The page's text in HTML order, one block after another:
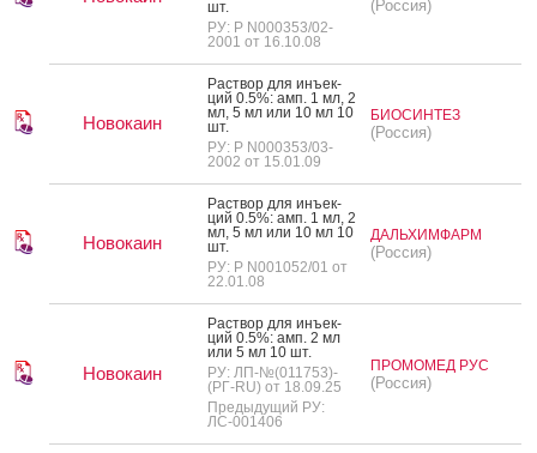
шт.
РУ: Р N000353/02-
2001 от 16.10.08
(Россия)
Новокаин
Рас­твор для инъ­ек­
ций 0.5%: амп. 1 мл, 2
мл, 5 мл или 10 мл 10
шт.
РУ: Р N000353/03-
2002 от 15.01.09
БИОСИНТЕЗ
(Россия)
Новокаин
Рас­твор для инъ­ек­
ций 0.5%: амп. 1 мл, 2
мл, 5 мл или 10 мл 10
шт.
РУ: Р N001052/01 от
22.01.08
ДАЛЬХИМФАРМ
(Россия)
Новокаин
Рас­твор для инъ­ек­
ций 0.5%: амп. 2 мл
или 5 мл 10 шт.
РУ: ЛП-№(011753)-
(РГ-RU) от 18.09.25
Предыдущий РУ:
ЛС-001406
ПРОМОМЕД РУС
(Россия)